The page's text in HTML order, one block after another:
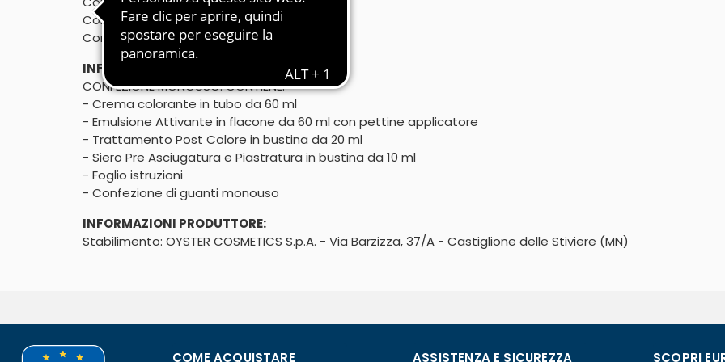
Con Olio di Argan e Cheratina
Con pettine applicatore
INFORMAZIONI AGGIUNTIVE:
CONFEZIONE MONOUSO. CONTIENE:
- Crema colorante in tubo da 60 ml
- Emulsione Attivante in flacone da 60 ml con pettine applicatore
- Trattamento Post Colore in bustina da 20 ml
- Siero Pre Asciugatura e Piastratura in bustina da 10 ml
- Foglio istruzioni
- Confezione di guanti monouso
INFORMAZIONI PRODUTTORE:
Stabilimento: OYSTER COSMETICS S.p.A. - Via Barzizza, 37/A - Castiglione delle Stiviere (MN)
COME ACQUISTARE ASSISTENZA E SICUREZZA SCOPRI